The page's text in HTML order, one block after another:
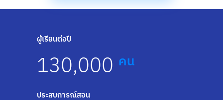
ผู้เรียนต่อปี
130,000 คน
ประสบการณ์สอน